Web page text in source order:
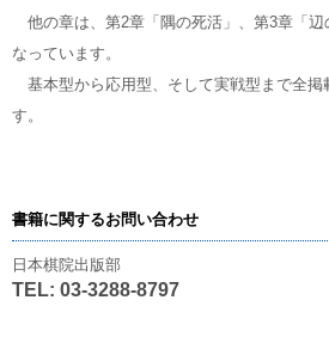
他の章は、第2章「隅の死活」、第3章「辺
なっています。
基本型から応用型、そして実戦型まで全掲
す。
書籍に関するお問い合わせ
日本棋院出版部
TEL: 03-3288-8797